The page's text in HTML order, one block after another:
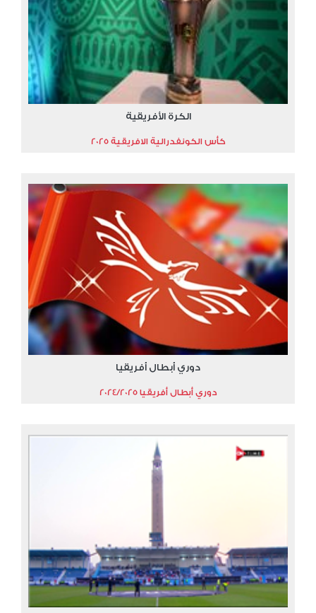
الكرة الأفريقية
كأس الكونفدرالية الافريقية 2025
دوري أبطال أفريقيا
دوري أبطال أفريقيا 2024/2025